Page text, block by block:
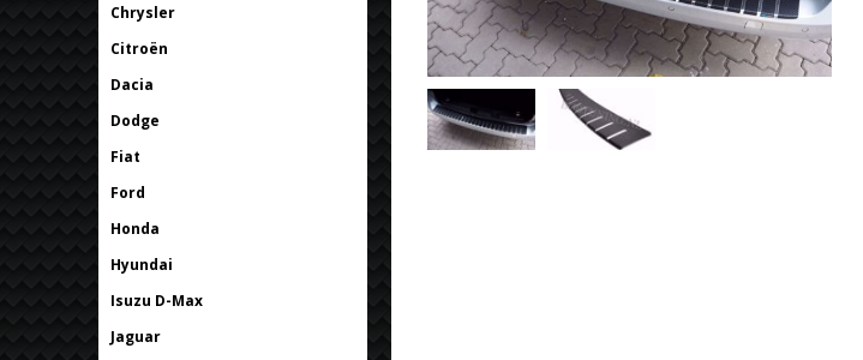
Chrysler
Citroën
Dacia
Dodge
Fiat
Ford
Honda
Hyundai
Isuzu D-Max
Jaguar